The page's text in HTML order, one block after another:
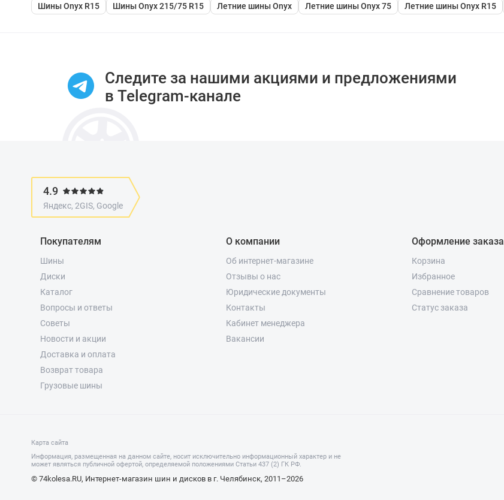
Шины Onyx R15
Шины Onyx 215/75 R15 Летние шины Onyx Летние шины Onyx 75 Летние шины Onyx R15
Следите за нашими акциями и предложениями
в Telegram-канале
4.9
Яндекс, 2GIS, Google
Покупателям
Шины
Диски
Каталог
Вопросы и ответы
Советы
Новости и акции
Доставка и оплата
Возврат товара
Грузовые шины
О компании
Об интернет-магазине
Отзывы о нас
Юридические документы
Контакты
Кабинет менеджера
Вакансии
Оформление заказа
Корзина
Избранное
Сравнение товаров
Статус заказа
Карта сайта
Информация, размещенная на данном сайте, носит исключительно информационный характер и не
может являться публичной офертой, определяемой положениями Статьи 437 (2) ГК РФ.
© 74kolesa.RU, Интернет-магазин шин и дисков в г. Челябинск, 2011–2026